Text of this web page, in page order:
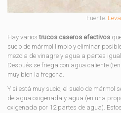
Fuente:
Hay variostrucos caseros efectivos
suelo de mármol limpio y eliminar
mezcla de vinagre y agua a partes
Después se friega con agua caliente
muy bien la fregona.
Y si está muy sucio, el suelo de mármol
de agua oxigenada y agua (en una
oxigenada por 12 partes de agua).